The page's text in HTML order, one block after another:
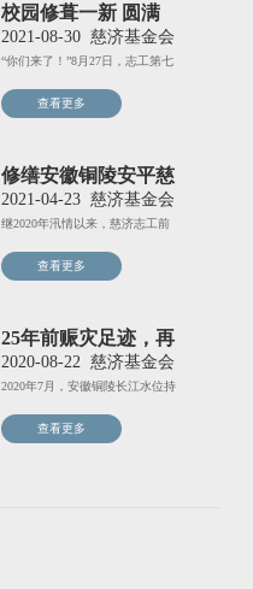
校园修葺一新 圆满
爱的工程
2021-08-30 慈济基金会
“你们来了！”8月27日，志工第七
查看更多
修缮安徽铜陵安平慈
济中学，让大爱扎根
2021-04-23 慈济基金会
继2020年汛情以来，慈济志工前
查看更多
25年前赈灾足迹，再
续前缘
2020-08-22 慈济基金会
2020年7月，安徽铜陵长江水位持
查看更多